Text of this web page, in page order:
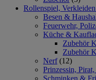
Rollenspiel,
Besen &
Feuerwehr,
Küche &
Zubehör
Zubehör
Nerf (12)
Prinzessin,
Schminken &